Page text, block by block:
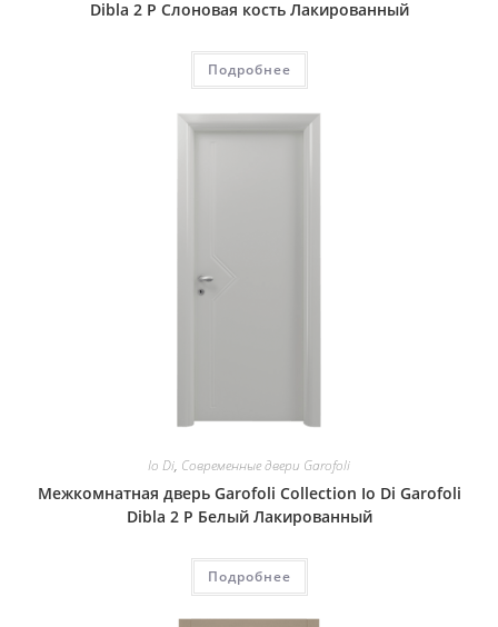
Dibla 2 P Слоновая кость Лакированный
Подробнее
Io Di, Современные двери Garofoli
Межкомнатная дверь Garofoli Collection Io Di Garofoli
Dibla 2 P Белый Лакированный
Подробнее